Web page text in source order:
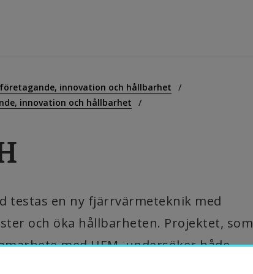
innovation och hållbarhet
innovation och hållbarhet
testas en ny fjärrvärmeteknik med
och öka hållbarheten. Projektet, som
med HEM, undersöker både
kan tas emot i branschen.
Högskolan